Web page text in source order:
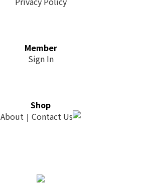
Member
Sign In
Shop
About ｜ Contact Us